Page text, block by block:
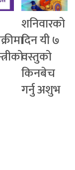
शनिवारको
दिन यी ७
वस्तुको
किनबेच
गर्नु अशुभ